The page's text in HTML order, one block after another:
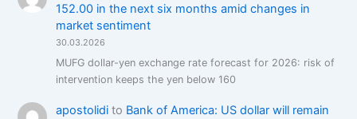
152.00 in the next six months amid changes in
market sentiment
30.03.2026
MUFG dollar-yen exchange rate forecast for 2026: risk of
intervention keeps the yen below 160
apostolidito Bank of America: US dollar will remain